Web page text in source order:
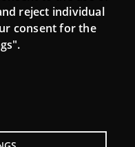
reject individual
consent for the